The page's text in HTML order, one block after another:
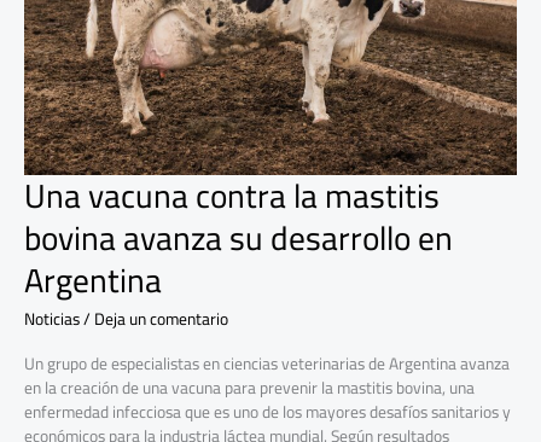
Una vacuna contra la mastitis
bovina avanza su desarrollo en
Argentina
Noticias/Deja un comentario
Un grupo de especialistas en ciencias veterinarias de Argentina avanza
en la creación de una vacuna para prevenir la mastitis bovina, una
enfermedad infecciosa que es uno de los mayores desafíos sanitarios y
económicos para la industria láctea mundial. Según resultados
su
desarrollo
en
Argentina